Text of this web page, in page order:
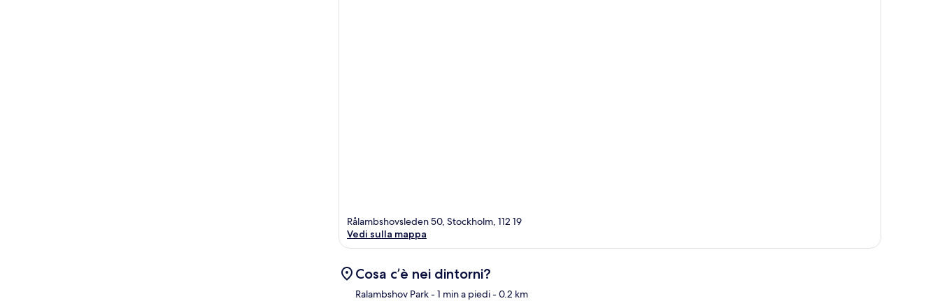
Rålambshovsleden 50, Stockholm, 112 19
Vedi sulla mappa
Cosa c’è nei dintorni?
Ralambshov Park- 1 min a piedi- 0.2 km